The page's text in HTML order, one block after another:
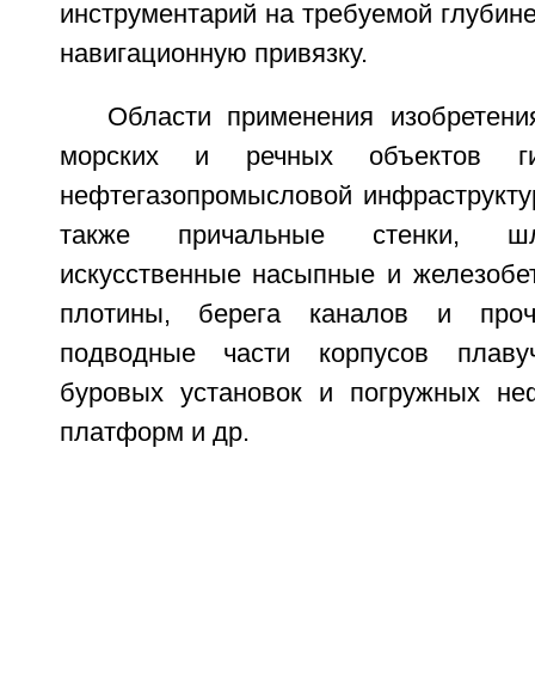
инструментарий на требуемой
навигационную привязку.
Области применения
морских и речных объектов
нефтегазопромысловой
также причальные стенки,
искусственные насыпные и
плотины, берега каналов и
подводные части корпусов
буровых установок и погружных
платформ и др.